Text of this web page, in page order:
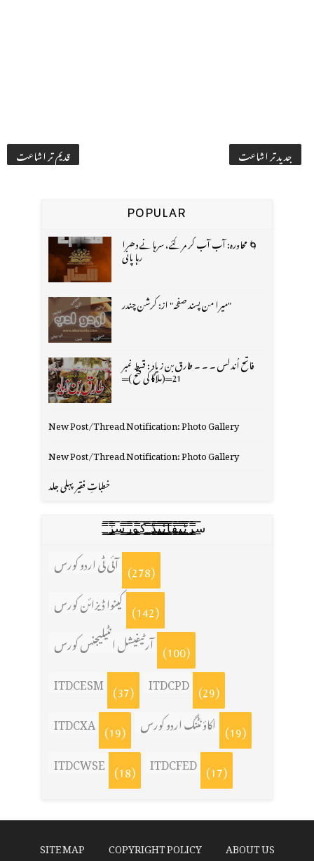
جدید تر اشاعت قدیم تر اشاعت
POPULAR
🌀 محاورہ: آب آب کر مر گئے، سرہانے دھرا
رہا پانی
"میرا من پسند صفحہ" از: کرشن چندر
فاتح اُندلس ۔ ۔ ۔ طارق بن زیاد : قسط نمبر
21═(ملاگا کی فتح )═
New Post/Thread Notification: Photo Gallery
New Post/Thread Notification: Photo Gallery
خطباتِ فقیر پہلی جلد
س̳̿͟͞ر̳̿͟͞ٹ̳̿͟͞ی̳̿͟͞ف̳̿͟͞ا̳̿͟͞ي̳̳̿ٔ̿͟͟͞͞ی̳̿͟͞ڈ̳̿͟͞ ̳̿͟͞ک̳̿͟͞و̳̿͟͞ر̳̿͟͞س̳̿͟͞ز̳̿͟͞
آئی ٹی اردو کورس (278)
کینوا ڈیزائن کورس (142)
آرٹیفیشل انٹیلیجنس کورس (100)
ITDCESM (37) ITDCPD (29)
ITDCXA (19) اکاؤنٹنگ اردو کورس (19)
ITDCWSE (18) ITDCFED (17)
ABOUT US
COPYRIGHT POLICY
SITE MAP